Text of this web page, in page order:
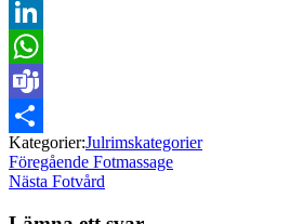
X
LinkedIn
WhatsApp
Teams
Dela
Kategorier:Julrimskategorier
Inläggsnavigering
Föregående Föregående
inlägg:
Fotmassage
Nästa Nästa
Fotvård